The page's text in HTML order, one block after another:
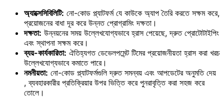
অ্যাক্সেসিবিলিটি: নো-কোড প্ল্যাটফর্ম যে কাউকে অ্যাপ তৈরি করতে সক্ষম করে,
প্রয়োজনের বাধা দূর করে উন্নত প্রোগ্রামিং দক্ষতা।
দক্ষতা: উন্নয়নের সময় উল্লেখযোগ্যভাবে হ্রাস পেয়েছে, দ্রুত প্রোটোটাইপিং
এবং স্থাপনা সক্ষম করে।
ব্যয়-কার্যকারিতা: ঐতিহ্যগত ডেভেলপমেন্ট টিমের প্রয়োজনীয়তা হ্রাস করা খরচ
উল্লেখযোগ্যভাবে কমাতে পারে।
নমনীয়তা: নো-কোড প্ল্যাটফর্মগুলি দ্রুত সমন্বয় এবং আপডেটের অনুমতি দেয়
, ব্যবহারকারীর প্রতিক্রিয়ার উপর ভিত্তি করে পুনরাবৃত্তি করা সহজ করে
তোলে।